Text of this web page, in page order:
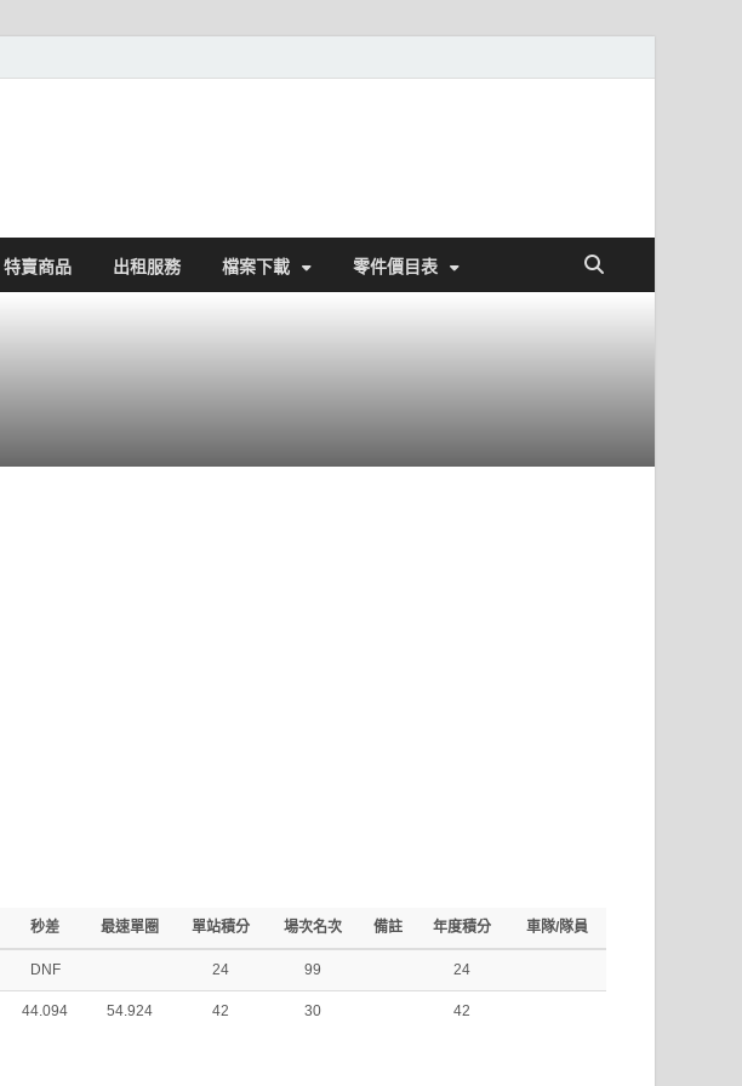
特賣商品 出租服務 檔案下載 零件價目表
秒差 最速單圈 單站積分 場次名次 備註 年度積分 車隊/隊員
DNF 24 99 24
44.094 54.924 42 30 42